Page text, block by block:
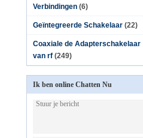
Verbindingen (6)
Geïntegreerde Schakelaar (22)
Coaxiale de Adapterschakelaar
van rf (249)
Ik ben online Chatten Nu